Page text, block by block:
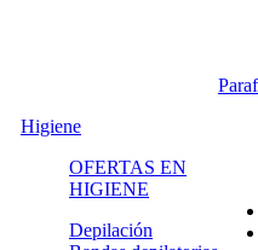
Higiene
OFERTAS EN
HIGIENE
Depilación